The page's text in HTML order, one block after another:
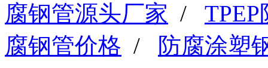
腐钢管源头厂家 /
腐钢管价格 /
防腐涂塑